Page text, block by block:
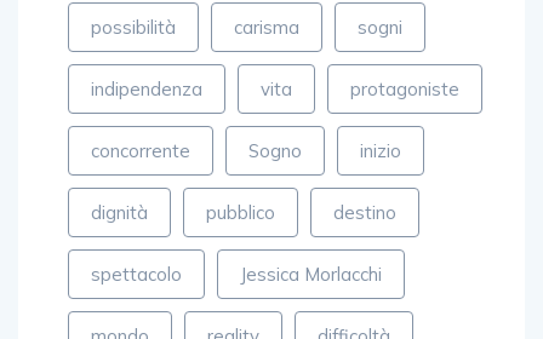
possibilità carisma sogni
indipendenza vita protagoniste
concorrente Sogno inizio
dignità pubblico destino
spettacolo Jessica Morlacchi